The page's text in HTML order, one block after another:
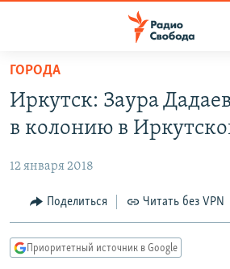
упрощенного
доступа
основному
Вернутся
главной
навигации
ПОДКАСТЫ
АВТОРСКИЕ ПРОЕКТЫ
ЦИТАТЫ СВОБОДЫ
МНЕНИЯ
IDEL.РЕАЛИИ
ГОРОДА
Иркутск: Заура
в колонию в
12 января 2018
Поделиться Читать без VPN
Приоритетный источник в Google